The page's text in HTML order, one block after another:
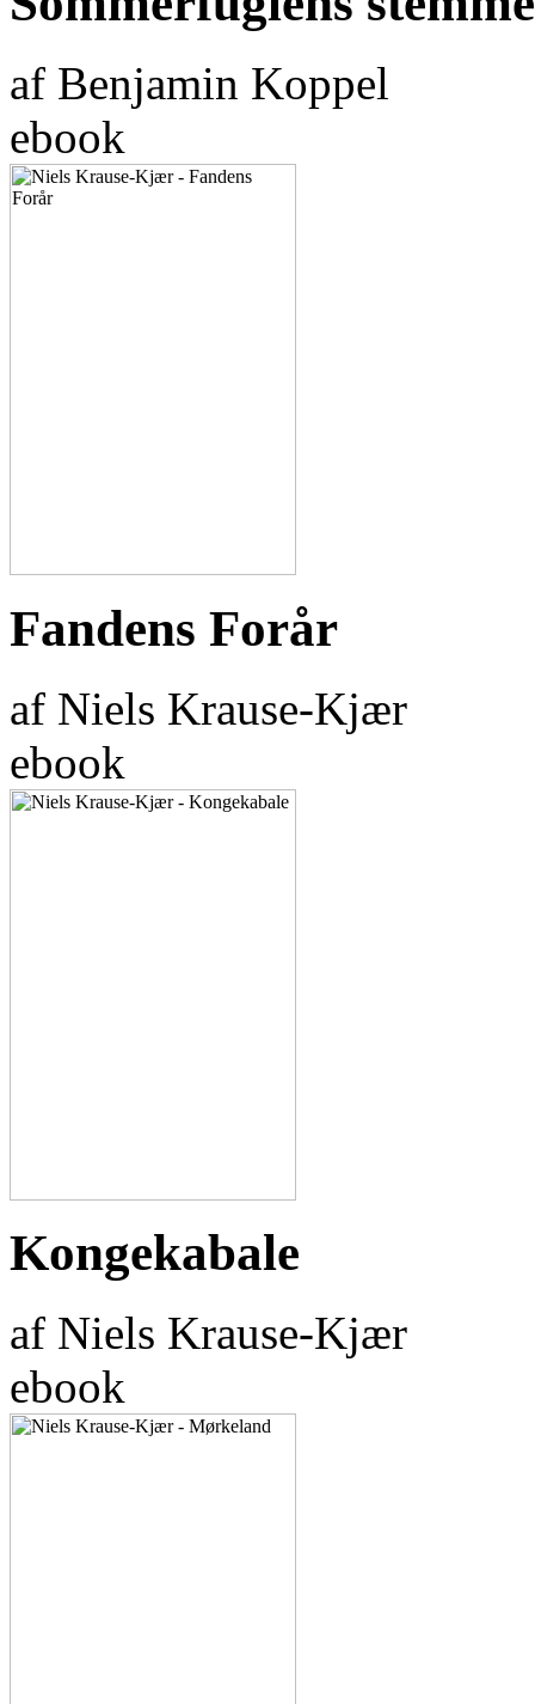
af Benjamin Koppel
ebook
Fandens Forår
af Niels Krause-Kjær
ebook
Kongekabale
af Niels Krause-Kjær
ebook